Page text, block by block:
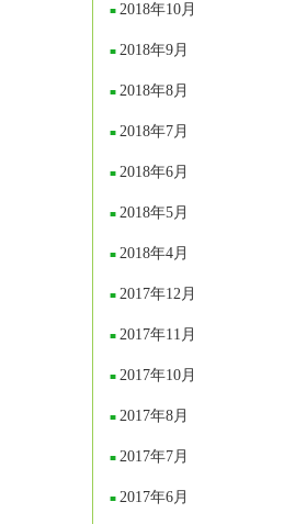
2018年10月
2018年9月
2018年8月
2018年7月
2018年6月
2018年5月
2018年4月
2017年12月
2017年11月
2017年10月
2017年8月
2017年7月
2017年6月